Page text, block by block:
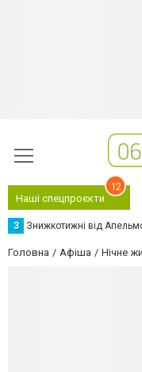
Наші спецпроєкти
12
З Знижкотижні від
Головна Афіша Нічне